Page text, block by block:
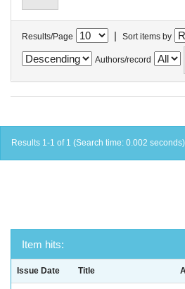
Results/Page | Sort items by
Authors/record
Results 1-1 of 1 (Search time: 0.002
Item hits:
Issue Date Title